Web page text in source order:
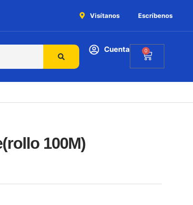
Visítanos Escríbenos
Cuenta 0
100M)